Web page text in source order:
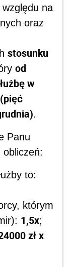
względu na
oraz
stosunku
od
w
.
Panu
obliczeń:
to:
którym
1,5x;
zł x